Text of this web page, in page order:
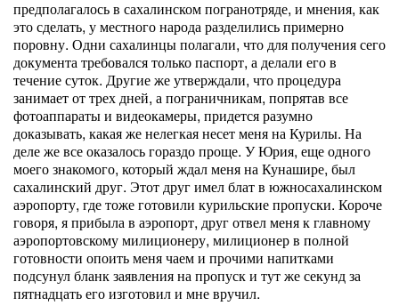
предполагалось в сахалинском погранотряде, и мнения, как
это сделать, у местного народа разделились примерно
поровну. Одни сахалинцы полагали, что для получения сего
документа требовался только паспорт, а делали его в
течение суток. Другие же утверждали, что процедура
занимает от трех дней, а пограничникам, попрятав все
фотоаппараты и видеокамеры, придется разумно
доказывать, какая же нелегкая несет меня на Курилы. На
деле же все оказалось гораздо проще. У Юрия, еще одного
моего знакомого, который ждал меня на Кунашире, был
сахалинский друг. Этот друг имел блат в южносахалинском
аэропорту, где тоже готовили курильские пропуски. Короче
говоря, я прибыла в аэропорт, друг отвел меня к главному
аэропортовскому милиционеру, милиционер в полной
готовности опоить меня чаем и прочими напитками
подсунул бланк заявления на пропуск и тут же секунд за
пятнадцать его изготовил и мне вручил.